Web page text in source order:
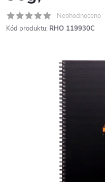
Neohodnoceno
Kód produktu: RHO 119930C